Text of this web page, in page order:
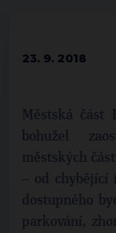
23. 9. 2018
Městská část
bohužel
městských
– od chybějící
dostupného
parkování,